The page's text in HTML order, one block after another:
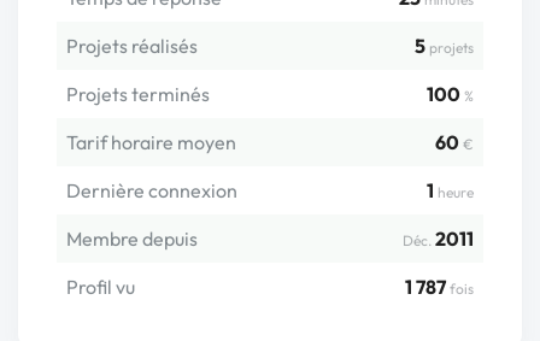
Projets réalisés 5 projets
Projets terminés 100 %
Tarif horaire moyen 60 €
Dernière connexion 1 heure
Membre depuis Déc. 2011
Profil vu
1 787 fois